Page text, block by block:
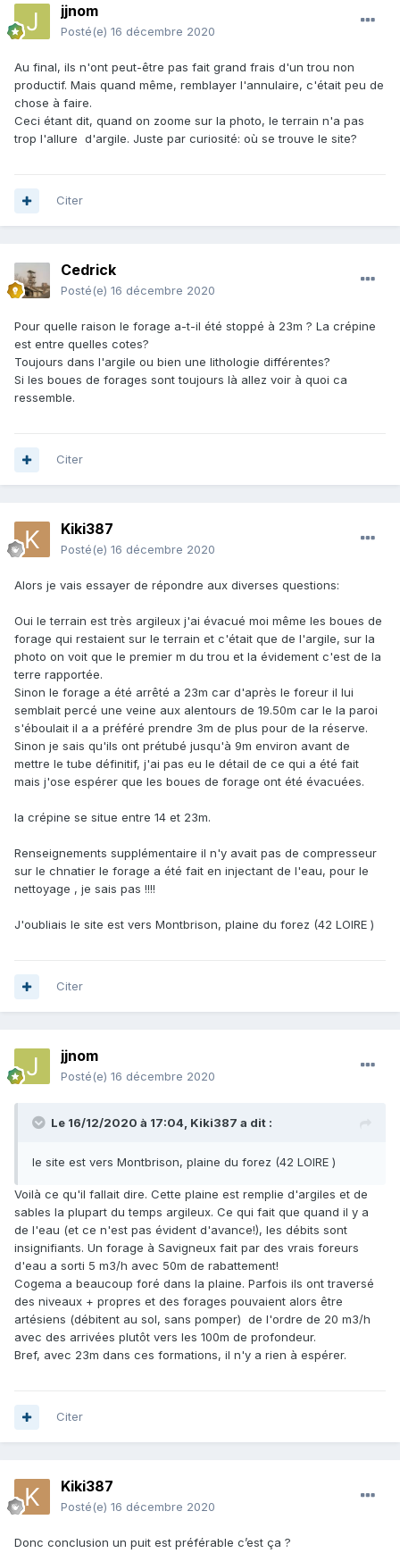
jjnom
Posté(e) 16 décembre 2020
Au final, ils n'ont peut-être pas fait grand frais d'un trou non
productif. Mais quand même, remblayer l'annulaire, c'était peu de
chose à faire.
Ceci étant dit, quand on zoome sur la photo, le terrain n'a pas
trop l'allure d'argile. Juste par curiosité: où se trouve le site?
Citer
Cedrick
Posté(e) 16 décembre 2020
Pour quelle raison le forage a-t-il été stoppé à 23m ? La crépine
est entre quelles cotes?
Toujours dans l'argile ou bien une lithologie différentes?
Si les boues de forages sont toujours là allez voir à quoi ca
ressemble.
Citer
Kiki387
Posté(e) 16 décembre 2020
Alors je vais essayer de répondre aux diverses questions:
Oui le terrain est très argileux j'ai évacué moi même les boues de
forage qui restaient sur le terrain et c'était que de l'argile, sur la
photo on voit que le premier m du trou et la évidement c'est de la
terre rapportée.
Sinon le forage a été arrêté a 23m car d'après le foreur il lui
semblait percé une veine aux alentours de 19.50m car le la paroi
s'éboulait il a a préféré prendre 3m de plus pour de la réserve.
Sinon je sais qu'ils ont prétubé jusqu'à 9m environ avant de
mettre le tube définitif, j'ai pas eu le détail de ce qui a été fait
mais j'ose espérer que les boues de forage ont été évacuées.
la crépine se situe entre 14 et 23m.
Renseignements supplémentaire il n'y avait pas de compresseur
sur le chnatier le forage a été fait en injectant de l'eau, pour le
nettoyage , je sais pas !!!!
J'oubliais le site est vers Montbrison, plaine du forez (42 LOIRE )
Citer
jjnom
Posté(e) 16 décembre 2020
Le 16/12/2020 à 17:04, Kiki387 a dit :
le site est vers Montbrison, plaine du forez (42 LOIRE )
Voilà ce qu'il fallait dire. Cette plaine est remplie d'argiles et de
sables la plupart du temps argileux. Ce qui fait que quand il y a
de l'eau (et ce n'est pas évident d'avance!), les débits sont
insignifiants. Un forage à Savigneux fait par des vrais foreurs
d'eau a sorti 5 m3/h avec 50m de rabattement!
Cogema a beaucoup foré dans la plaine. Parfois ils ont traversé
des niveaux + propres et des forages pouvaient alors être
artésiens (débitent au sol, sans pomper) de l'ordre de 20 m3/h
avec des arrivées plutôt vers les 100m de profondeur.
Bref, avec 23m dans ces formations, il n'y a rien à espérer.
Citer
Kiki387
Posté(e) 16 décembre 2020
Donc conclusion un puit est préférable c’est ça ?